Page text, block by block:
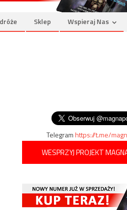
Sklep Wspieraj Nas
Telegramhttps://t.me/
WESPRZYJ PROJEKT